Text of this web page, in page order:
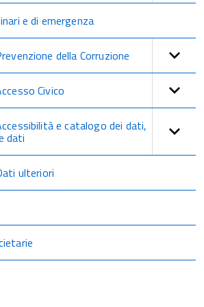
e di emergenza
della Corruzione
Civico
e catalogo dei dati,
dati
ulteriori